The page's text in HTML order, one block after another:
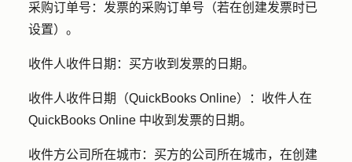
采购订单号： 发票的采购订单号（若在创建发票时已
设置）。
收件人收件日期： 买方收到发票的日期。
收件人收件日期（QuickBooks Online）： 收件人在
QuickBooks Online 中收到发票的日期。
收件方公司所在城市： 买方的公司所在城市，在创建